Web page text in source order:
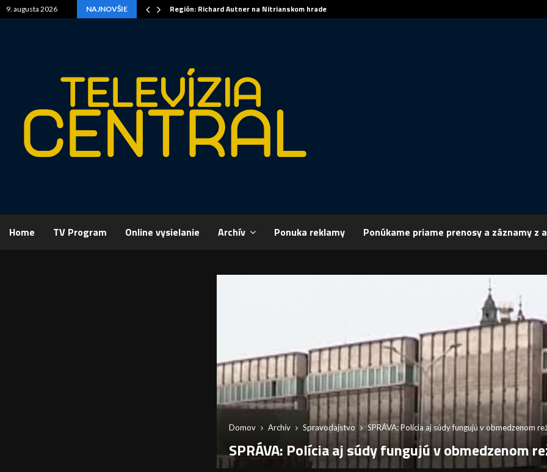
9. augusta 2026 NAJNOVŠIE Región: Richard Autner na Nitrianskom hrade
Home TV Program Online vysielanie Archív Ponuka reklamy Ponúkame priame prenosy a záznamy z
Domov Archív Spravodajstvo SPRÁVA: Polícia aj súdy fungujú v obmedzenom
SPRÁVA: Polícia aj súdy fungujú v obmedzenom